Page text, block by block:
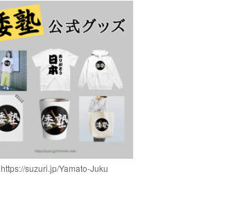
https://suzuri.jp/Yamato-Juku